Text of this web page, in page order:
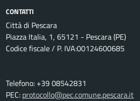
CONTATTI
Città di Pescara
Piazza Italia, 1, 65121 - Pescara (PE)
Codice fiscale / P. IVA:00124600685
Telefono: +39 08542831
PEC: protocollo@pec.comune.pescara.it